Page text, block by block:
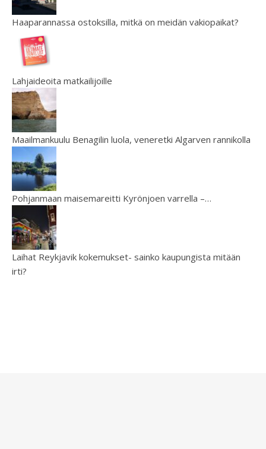
Haaparannassa ostoksilla, mitkä on meidän vakiopaikat?
Lahjaideoita matkailijoille
Maailmankuulu Benagilin luola, veneretki Algarven rannikolla
Pohjanmaan maisemareitti Kyrönjoen varrella –…
Laihat Reykjavik kokemukset- sainko kaupungista mitään
irti?